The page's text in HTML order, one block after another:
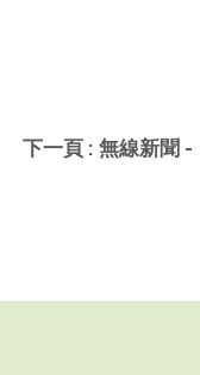
下一頁 : 無線新聞